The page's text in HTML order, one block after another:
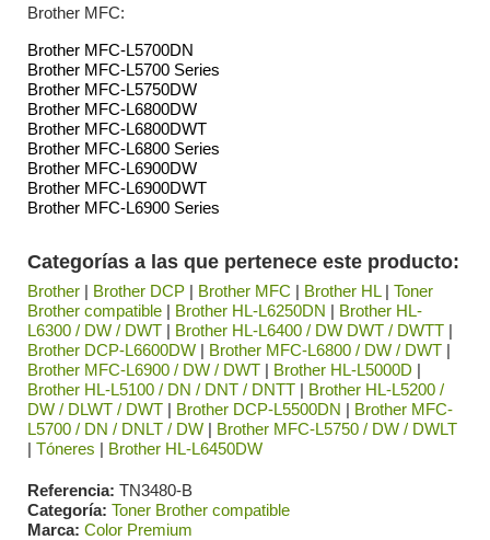
Brother MFC:
Brother MFC-L5700DN
Brother MFC-L5700 Series
Brother MFC-L5750DW
Brother MFC-L6800DW
Brother MFC-L6800DWT
Brother MFC-L6800 Series
Brother MFC-L6900DW
Brother MFC-L6900DWT
Brother MFC-L6900 Series
Categorías a las que pertenece este producto:
Brother | Brother DCP | Brother MFC | Brother HL| Toner
Brother compatible | Brother HL-L6250DN | Brother HL-
L6300 / DW / DWT | Brother HL-L6400 / DW DWT / DWTT |
Brother DCP-L6600DW | Brother MFC-L6800 / DW / DWT |
Brother MFC-L6900 / DW / DWT | Brother HL-L5000D |
Brother HL-L5100 / DN / DNT / DNTT | Brother HL-L5200 /
DW / DLWT / DWT | Brother DCP-L5500DN | Brother MFC-
L5700 / DN / DNLT / DW | Brother MFC-L5750 / DW / DWLT
| Tóneres | Brother HL-L6450DW
Referencia TN3480-B
Categoría Toner Brother compatible
Marca Color Premium